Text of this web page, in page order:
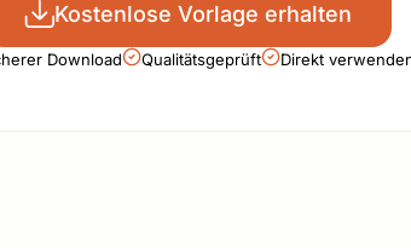
Kostenlose Vorlage erhalten
Download Qualitätsgeprüft Direkt